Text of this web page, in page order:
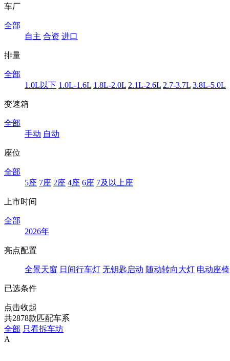
车厂
全部
自主 合资 进口
排量
全部
1.0L以下 1.0L-1.6L 1.8L-2.0L 2.1L-2.6L 2.7-3.7L 3.8L-5.0L
变速箱
全部
手动 自动
座位
全部
5座 7座 2座 4座 6座 7及以上座
上市时间
全部
2026年
亮点配置
全景天窗 日间行车灯 无钥匙启动 随动转向大灯 电动座椅
已选条件
点击收起
共2878款匹配车系
全部 只看拆车坊
A